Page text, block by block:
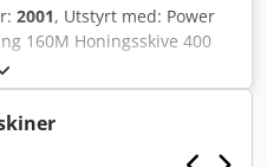
2001, Utstyrt med: Power
160M Honingsskive 400
med doble filtre
montert fra siste
diameter på
Arbeidslys Automatisk dør